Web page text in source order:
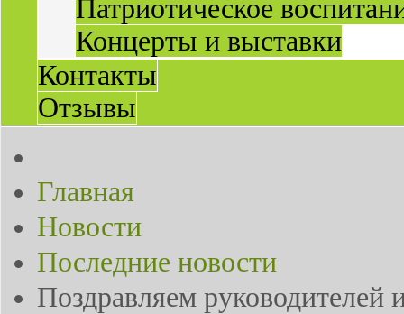
Патриотическое
Концерты и выставки
Контакты
Отзывы
Главная
Новости
Последние новости
Поздравляем